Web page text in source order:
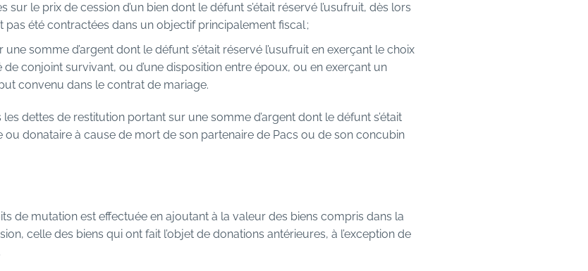
le prix de cession d’un bien dont le défunt s’était réservé l’usufruit, dès lors
pas été contractées dans un objectif principalement fiscal ;
somme d’argent dont le défunt s’était réservé l’usufruit en exerçant le choix
de conjoint survivant, ou d’une disposition entre époux, ou en exerçant un
convenu dans le contrat de mariage.
dettes de restitution portant sur une somme d’argent dont le défunt s’était
ou donataire à cause de mort de son partenaire de Pacs ou de son concubin
de mutation est effectuée en ajoutant à la valeur des biens compris dans la
celle des biens qui ont fait l’objet de donations antérieures, à l’exception de